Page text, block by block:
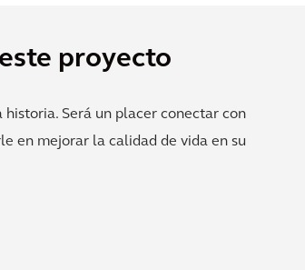
proyecto
historia. Será un placer conectar con
en mejorar la calidad de vida en su